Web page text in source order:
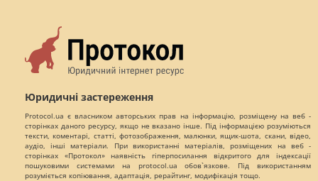
Юридичні застереження
Protocol.ua є власником авторських прав на інформацію, розміщену на веб -
сторінках даного ресурсу, якщо не вказано інше. Під інформацією розуміються
тексти, коментарі, статті, фотозображення, малюнки, ящик-шота, скани, відео,
аудіо, інші матеріали. При використанні матеріалів, розміщених на веб -
сторінках «Протокол» наявність гіперпосилання відкритого для індексації
пошуковими системами на protocol.ua обов`язкове. Під використанням
розуміється копіювання, адаптація, рерайтинг, модифікація тощо.